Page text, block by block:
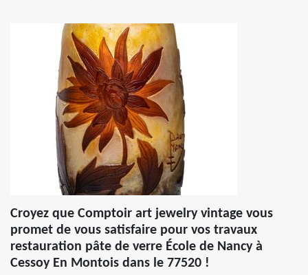
Croyez que Comptoir art jewelry vintage vous
promet de vous satisfaire pour vos travaux
restauration pâte de verre École de Nancy à
Cessoy En Montois dans le 77520 !